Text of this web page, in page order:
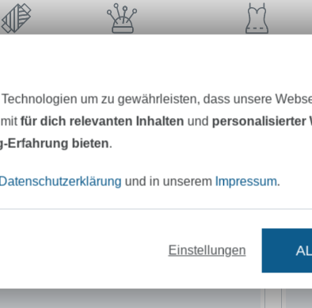
um zu gewährleisten, dass unsere
mitfür dich relevanten Inhalten und personalisierter
Erfahrung bieten.
Datenschutzerklärung und in unserem Impressum.
Einstellungen